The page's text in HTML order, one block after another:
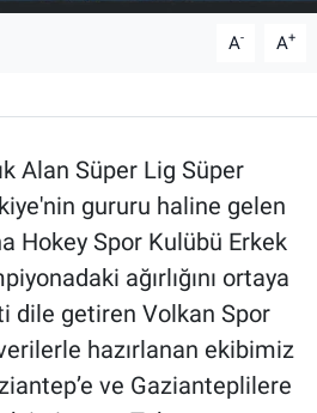
A- A+
Alan Süper Lig Süper
gururu haline gelen
Hokey Spor Kulübü Erkek
ağırlığını ortaya
dile getiren Volkan Spor
hazırlanan ekibimiz
ve Gazianteplilere